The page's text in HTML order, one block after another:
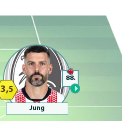
88.
3,5
Jung